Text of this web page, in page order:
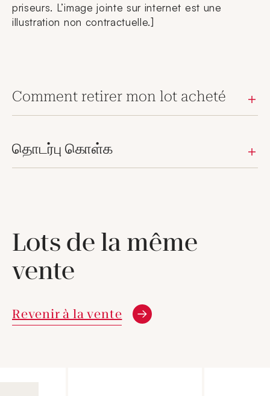
priseurs. L’image jointe sur internet est une
illustration non contractuelle.]
Comment retirer mon lot acheté
தொடர்பு கொள்க
Lots de la même
vente
Revenir à la vente